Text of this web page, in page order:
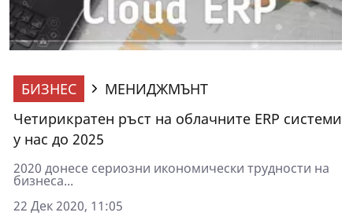
БИЗНЕС
МЕНИДЖМЪНТ
Четирикратен ръст на облачните ERP системи
у нас до 2025
2020 донесе сериозни икономически трудности на
бизнеса...
22 Дек 2020, 11:05